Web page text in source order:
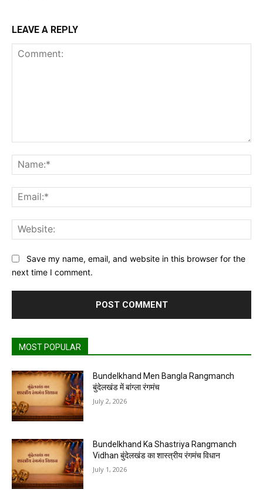
LEAVE A REPLY
Save my name, email, and website in this browser for the
next time I comment.
MOST POPULAR
Bundelkhand Men Bangla Rangmanch
बुंदेलखंड में बांग्ला रंगमंच
July 2, 2026
Bundelkhand Ka Shastriya Rangmanch
Vidhan बुंदेलखंड का शास्त्रीय रंगमंच विधान
July 1, 2026